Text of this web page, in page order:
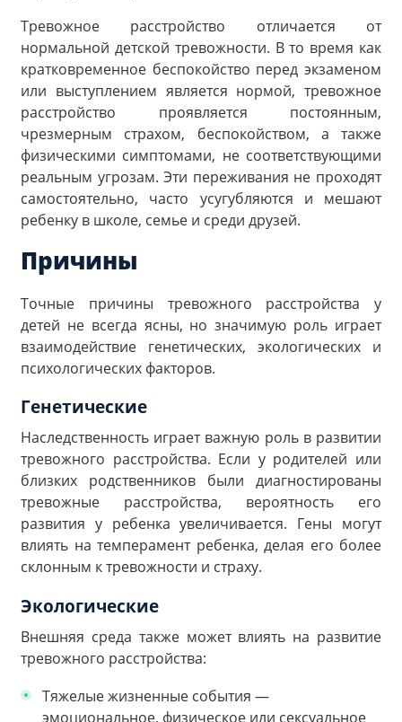
Тревожное расстройство отличается от
нормальной детской тревожности. В то время как
кратковременное беспокойство перед экзаменом
или выступлением является нормой, тревожное
расстройство проявляется постоянным,
чрезмерным страхом, беспокойством, а также
физическими симптомами, не соответствующими
реальным угрозам. Эти переживания не проходят
самостоятельно, часто усугубляются и мешают
ребенку в школе, семье и среди друзей.
Причины
Точные причины тревожного расстройства у
детей не всегда ясны, но значимую роль играет
взаимодействие генетических, экологических и
психологических факторов.
Генетические
Наследственность играет важную роль в развитии
тревожного расстройства. Если у родителей или
близких родственников были диагностированы
тревожные расстройства, вероятность его
развития у ребенка увеличивается. Гены могут
влиять на темперамент ребенка, делая его более
склонным к тревожности и страху.
Экологические
Внешняя среда также может влиять на развитие
тревожного расстройства:
Тяжелые жизненные события —
эмоциональное, физическое или сексуальное